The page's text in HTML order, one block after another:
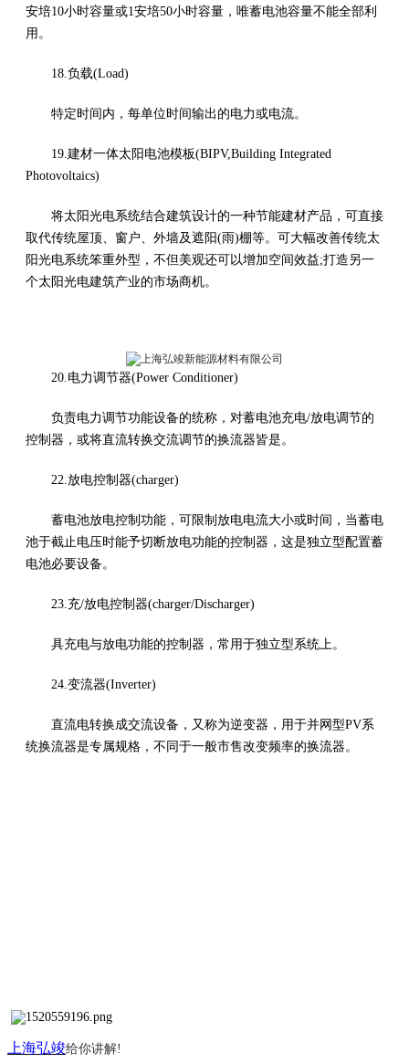
安培10小时容量或1安培50小时容量，唯蓄电池容量不能全部利
用。
18.负载(Load)
特定时间内，每单位时间输出的电力或电流。
19.建材一体太阳电池模板(BIPV,Building Integrated
Photovoltaics)
将太阳光电系统结合建筑设计的一种节能建材产品，可直接
取代传统屋顶、窗户、外墙及遮阳(雨)棚等。可大幅改善传统太
阳光电系统笨重外型，不但美观还可以增加空间效益;打造另一
个太阳光电建筑产业的市场商机。
20.电力调节器(Power Conditioner)
负责电力调节功能设备的统称，对蓄电池充电/放电调节的
控制器，或将直流转换交流调节的换流器皆是。
22.放电控制器(charger)
蓄电池放电控制功能，可限制放电电流大小或时间，当蓄电
池于截止电压时能予切断放电功能的控制器，这是独立型配置蓄
电池必要设备。
23.充/放电控制器(charger/Discharger)
具充电与放电功能的控制器，常用于独立型系统上。
24.变流器(Inverter)
直流电转换成交流设备，又称为逆变器，用于并网型PV系
统换流器是专属规格，不同于一般市售改变频率的换流器。
上海弘竣给你讲解!